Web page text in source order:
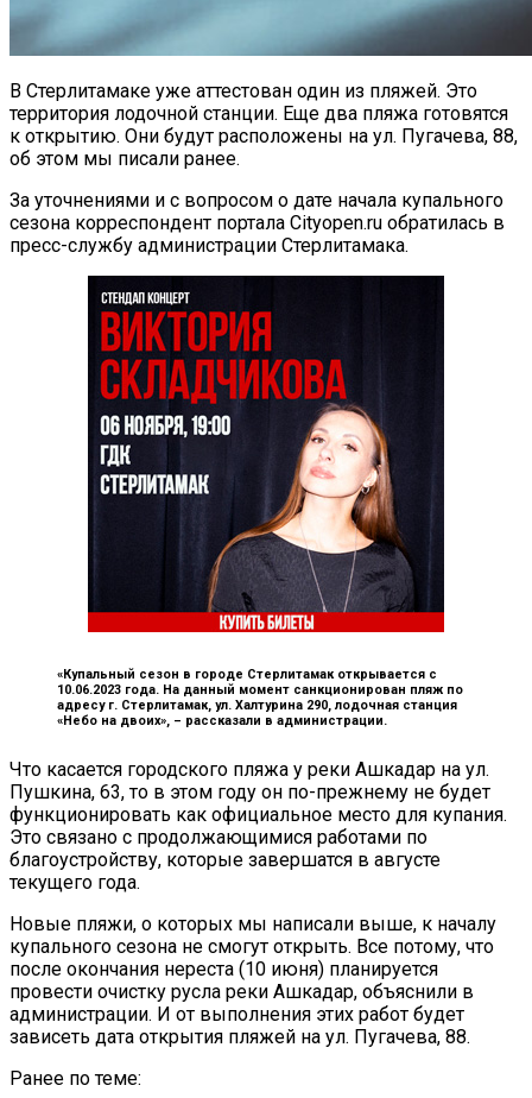
В Стерлитамаке уже аттестован один из пляжей. Это
территория лодочной станции. Еще два пляжа готовятся
к открытию. Они будут расположены на ул. Пугачева, 88,
об этом мы писали ранее.
За уточнениями и с вопросом о дате начала купального
сезона корреспондент портала Cityopen.ru обратилась в
пресс-службу администрации Стерлитамака.
«Купальный сезон в городе Стерлитамак открывается с
10.06.2023 года. На данный момент санкционирован пляж по
адресу г. Стерлитамак, ул. Халтурина 290, лодочная станция
«Небо на двоих», – рассказали в администрации.
Что касается городского пляжа у реки Ашкадар на ул.
Пушкина, 63, то в этом году он по-прежнему не будет
функционировать как официальное место для купания.
Это связано с продолжающимися работами по
благоустройству, которые завершатся в августе
текущего года.
Новые пляжи, о которых мы написали выше, к началу
купального сезона не смогут открыть. Все потому, что
после окончания нереста (10 июня) планируется
провести очистку русла реки Ашкадар, объяснили в
администрации. И от выполнения этих работ будет
зависеть дата открытия пляжей на ул. Пугачева, 88.
Ранее по теме: